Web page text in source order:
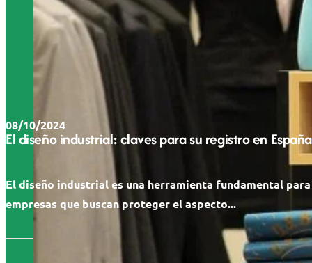
08/10/2024
El diseño industrial: claves para su registro en
El diseño industrial es una herramienta fundamental
empresas que buscan proteger el aspecto...